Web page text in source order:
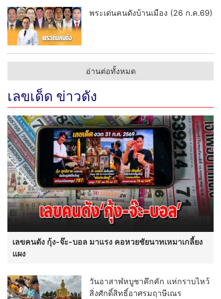
พระเด่นคนดังบ้านเมือง (26 ก.ค.69)
อ่านต่อทั้งหมด
เลขเด็ด ข่าวดัง
เลขคนดัง กุ้ง-จ๊ะ-บอล มาแรง คอหวยชัยนาทเหมาเกลี้ยง
แผง
วันอาสาฬหบูชาคึกคัก แห่กราบไหว้
สิ่งศักดิ์สิทธิ์อาศรมฤาษีเณร